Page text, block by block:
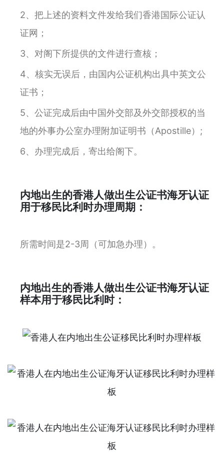
2、把上述的资料文件发给我们香港国际公证认
证网；
3、对阁下所提供的文件进行查核；
4、核实无误后，由国内公证机构出具中英文公
证书；
5、公证完成后由中国外交部及外交部授权的当
地的外事办公室办理附加证明书（Apostille）;
6、办理完成后，寄出给阁下。
内地出生的香港人做出生公证书海牙认证
用于移民比利时办理周期：
所需时间是2-3周（可加急办理）。
内地出生的香港人做出生公证书海牙认证
样本用于移民比利时：